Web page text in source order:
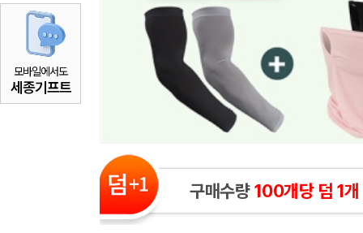
모바일에서도
세종기프트
구매수량100개당 덤 1개